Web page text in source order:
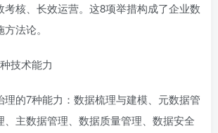
考核、长效运营。这8项举措构成了企业数
法论。
技术能力
理的7种能力：数据梳理与建模、元数据管
、主数据管理、数据质量管理、数据安全